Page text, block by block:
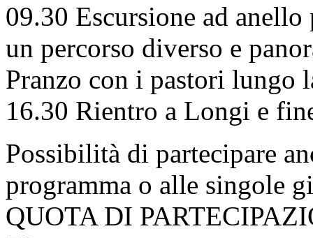
09.30 Escursione ad anello
un percorso diverso e
Pranzo con i pastori lungo
16.30 Rientro a Longi e
Possibilità di partecipare
programma o alle singole
QUOTA DI